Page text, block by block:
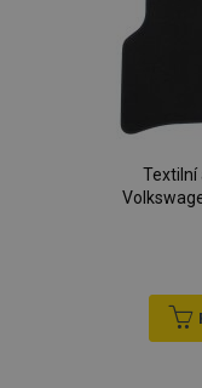
Textilní